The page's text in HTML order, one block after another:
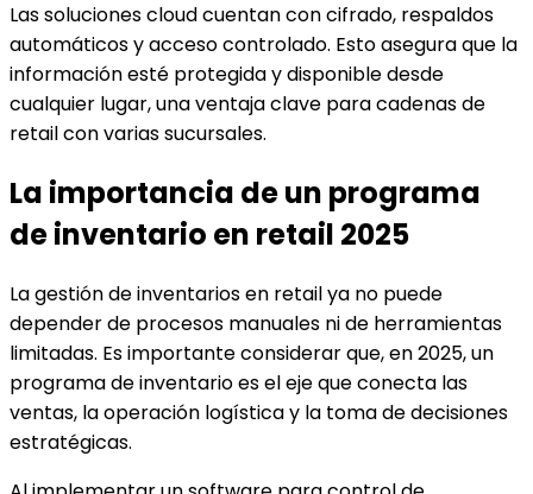
Las soluciones cloud cuentan con cifrado, respaldos
automáticos y acceso controlado. Esto asegura que la
información esté protegida y disponible desde
cualquier lugar, una ventaja clave para cadenas de
retail con varias sucursales.
La importancia de un programa
de inventario en retail 2025
La gestión de inventarios en retail ya no puede
depender de procesos manuales ni de herramientas
limitadas. Es importante considerar que, en 2025, un
programa de inventario es el eje que conecta las
ventas, la operación logística y la toma de decisiones
estratégicas.